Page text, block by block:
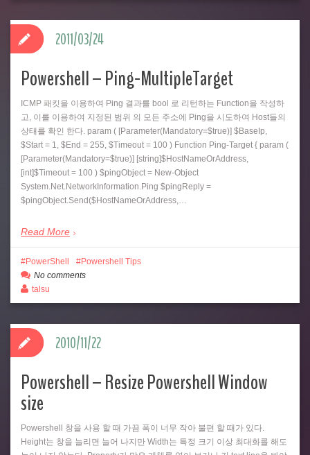
Powershell – Ping-MultipleTarget
ICMP 패킷을 이용하여 Ping 결과를 bool 로 리턴하는 Function을 작성하
고, 이를 이용하여 지정된 범위 의 모든 주소에 Ping을 시도하여 Host들의
상태를 확인 한다. param ( [Parameter(Mandatory=$true)] $BaseIp,
$Start = 1, $End = 255, $Timeout = 100 ) Function Ping-Target { param (
[Parameter(Mandatory=$true)] [string]$HostNameOrAddress,
[int]$Timeout = 100 ) $pingObject = New-Object
System.Net.NetworkInformation.Ping $pingReply =
$pingObject.Send($HostNameOrAddress,…
Read More
2011/03/24
PowerShell
Powershell Tips
No comments
talsu
Powershell – Resize Powershell Window
size
Powershell 창을 사용 할 때 가끔 폭이 너무 작아 불편 할 때가 있다.
Height는 창을 늘리면 늘어 나지만 Width는 특정 크기 이상 최대화를 해도
2010/11/22